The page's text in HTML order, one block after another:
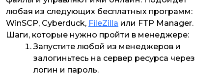
любая из следующих бесплатных программ:
WinSCP, Cyberduck, FileZilla или FTP Manager.
Шаги, которые нужно пройти в менеджере:
Запустите любой из менеджеров и
залогиньтесь на сервер ресурса через
логин и пароль.